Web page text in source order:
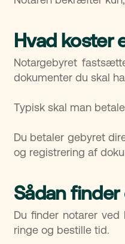
Hvad koster
Notargebyret
dokumenter du skal
Typisk skal man
Du betaler gebyret
og registrering af
Sådan
Du finder notarer
ringe og bestille tid.